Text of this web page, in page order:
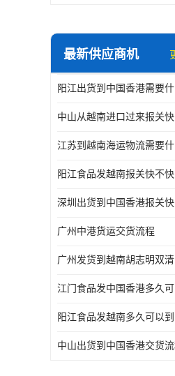
最新供应商机
阳江食品发越南报关快不快
广州中港货运交货流程
阳江食品发越南多久可以到
中山出货到中国香港交货